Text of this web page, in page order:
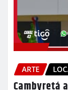
ARTE
Cambyretá